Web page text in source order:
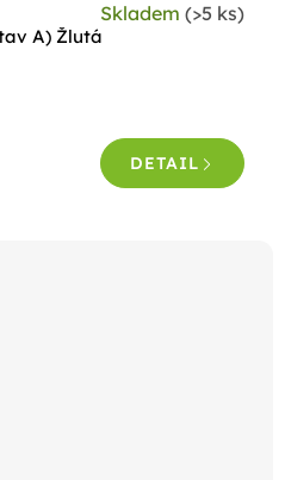
A) Žlutá
Skladem (>5 ks)
DETAIL